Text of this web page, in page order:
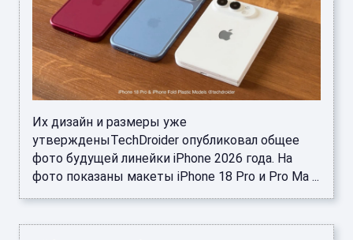
Их дизайн и размеры уже
утвержденыTechDroider опубликовал общее
фото будущей линейки iPhone 2026 года. На
фото показаны макеты iPhone 18 Pro и Pro Ma ...